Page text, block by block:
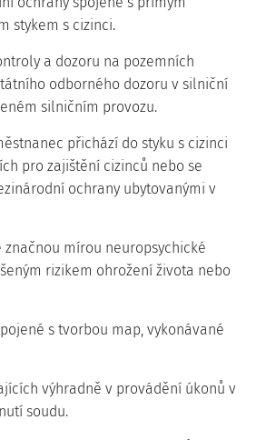
stykem s cizinci.
a dozoru na pozemních
odborného dozoru v silniční
silničním provozu.
přichází do styku s cizinci
pro zajištění cizinců nebo se
ochrany ubytovanými v
značnou mírou neuropsychické
rizikem ohrožení života nebo
s tvorbou map, vykonávané
výhradně v provádění úkonů v
soudu.